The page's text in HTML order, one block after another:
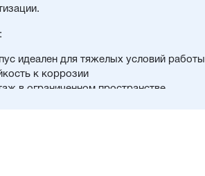
идеален для тяжелых условий работы
к коррозии
в ограниченном пространстве